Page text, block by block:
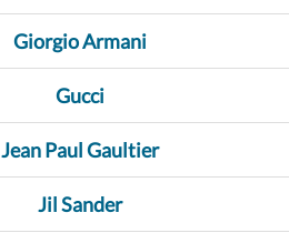
Giorgio Armani
Gucci
Jean Paul Gaultier
Jil Sander